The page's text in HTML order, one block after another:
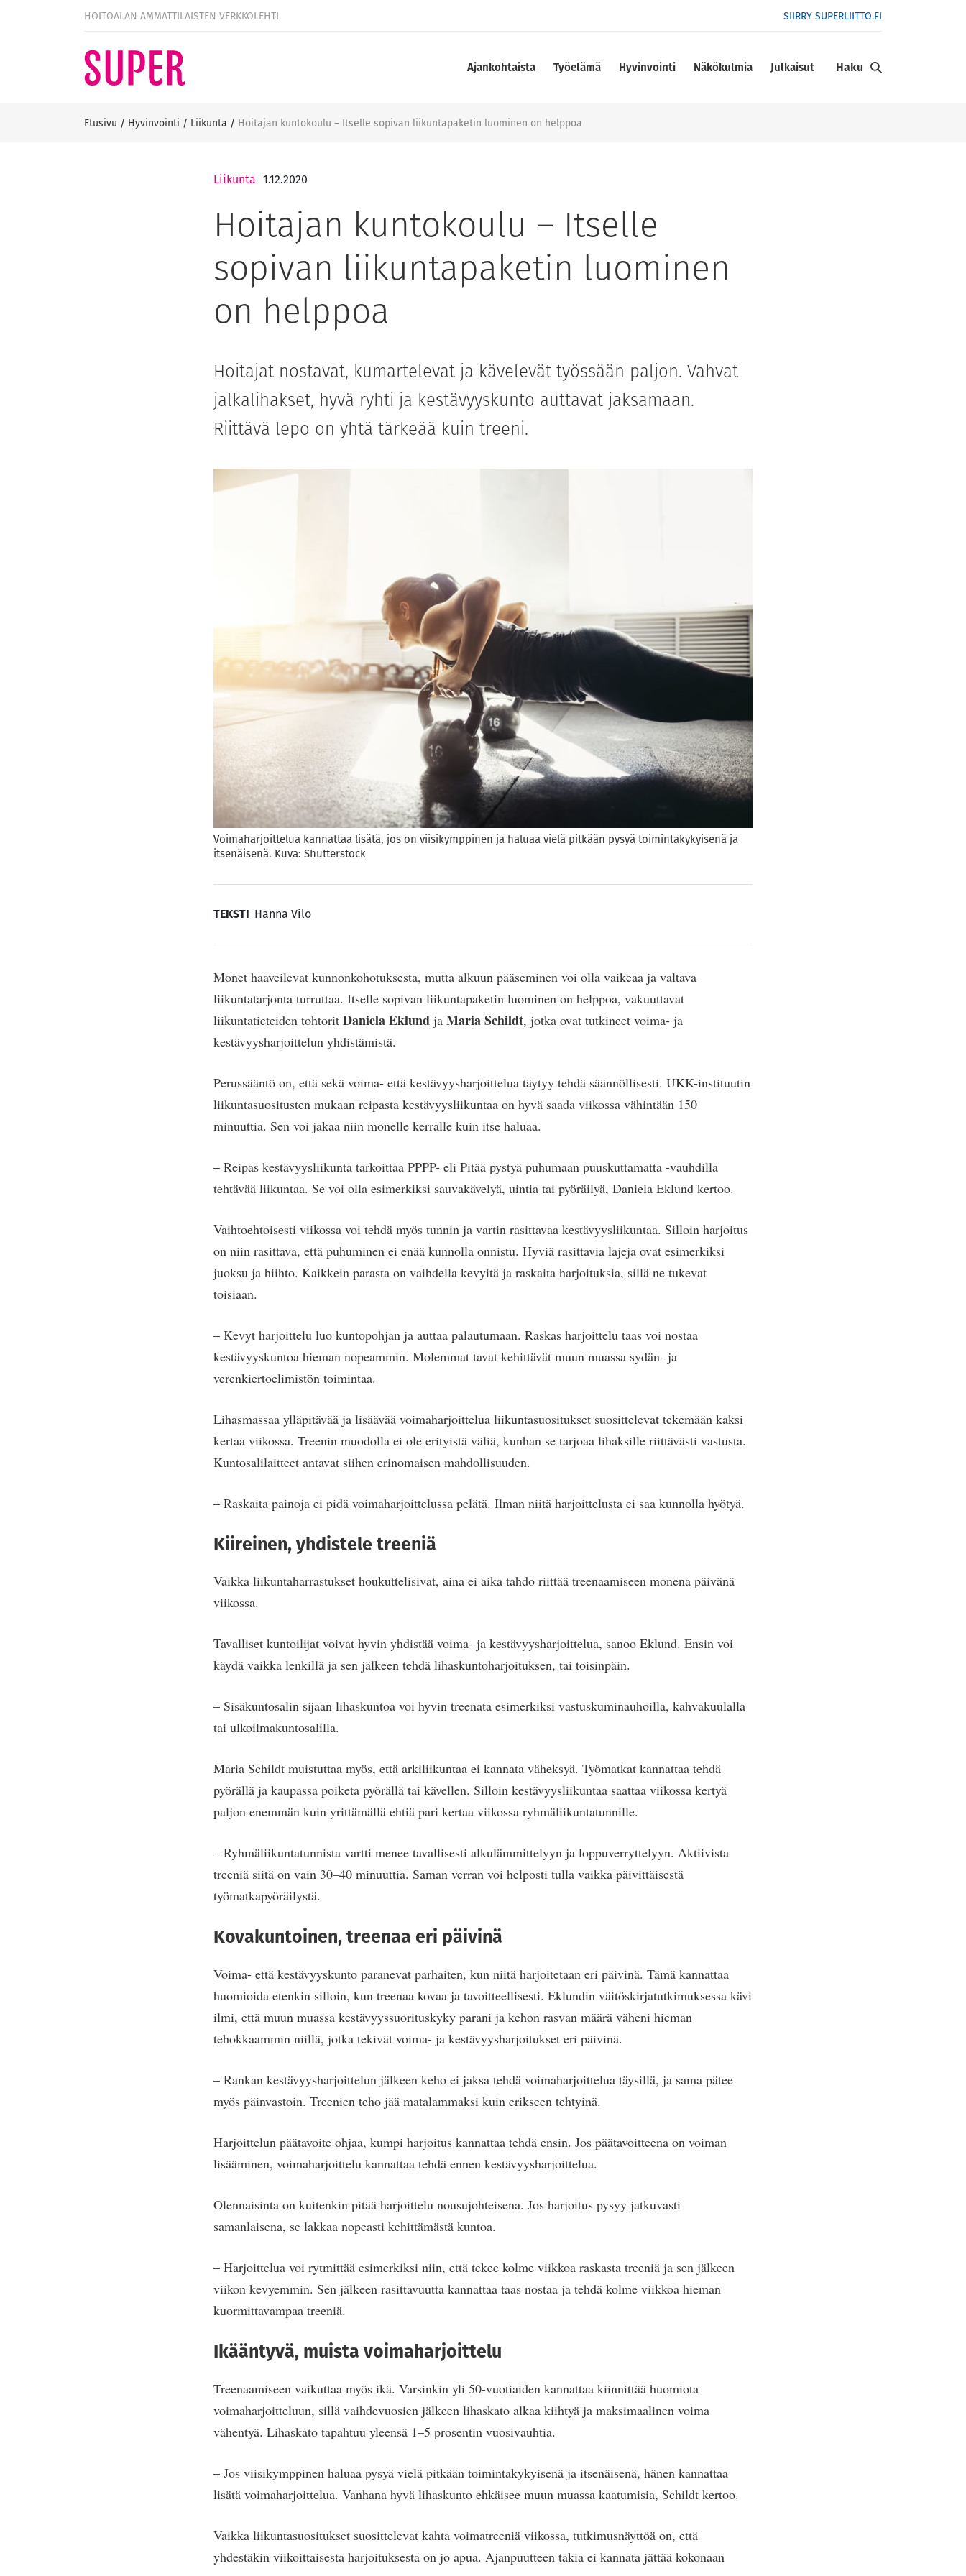
HOITOALAN AMMATTILAISTEN VERKKOLEHTI SIIRRY SUPERLIITTO.FI
Ajankohtaista Työelämä Hyvinvointi Näkökulmia Julkaisut Haku
Etusivu / Hyvinvointi / Liikunta / Hoitajan kuntokoulu – Itselle sopivan liikuntapaketin luominen on helppoa
Liikunta 1.12.2020
Hoitajan kuntokoulu – Itselle
sopivan liikuntapaketin luominen
on helppoa
Hoitajat nostavat, kumartelevat ja kävelevät työssään paljon. Vahvat
jalkalihakset, hyvä ryhti ja kestävyyskunto auttavat jaksamaan.
Riittävä lepo on yhtä tärkeää kuin treeni.
Voimaharjoittelua kannattaa lisätä, jos on viisikymppinen ja haluaa vielä pitkään pysyä toimintakykyisenä ja
itsenäisenä. Kuva: Shutterstock
TEKSTI Hanna Vilo
Monet haaveilevat kunnonkohotuksesta, mutta alkuun pääseminen voi olla vaikeaa ja valtava
liikuntatarjonta turruttaa. Itselle sopivan liikuntapaketin luominen on helppoa, vakuuttavat
liikuntatieteiden tohtorit Daniela Eklund ja Maria Schildt, jotka ovat tutkineet voima- ja
kestävyysharjoittelun yhdistämistä.
Perussääntö on, että sekä voima- että kestävyysharjoittelua täytyy tehdä säännöllisesti. UKK-instituutin
liikuntasuositusten mukaan reipasta kestävyysliikuntaa on hyvä saada viikossa vähintään 150
minuuttia. Sen voi jakaa niin monelle kerralle kuin itse haluaa.
– Reipas kestävyysliikunta tarkoittaa PPPP- eli Pitää pystyä puhumaan puuskuttamatta -vauhdilla
tehtävää liikuntaa. Se voi olla esimerkiksi sauvakävelyä, uintia tai pyöräilyä, Daniela Eklund kertoo.
Vaihtoehtoisesti viikossa voi tehdä myös tunnin ja vartin rasittavaa kestävyysliikuntaa. Silloin harjoitus
on niin rasittava, että puhuminen ei enää kunnolla onnistu. Hyviä rasittavia lajeja ovat esimerkiksi
juoksu ja hiihto. Kaikkein parasta on vaihdella kevyitä ja raskaita harjoituksia, sillä ne tukevat
toisiaan.
– Kevyt harjoittelu luo kuntopohjan ja auttaa palautumaan. Raskas harjoittelu taas voi nostaa
kestävyyskuntoa hieman nopeammin. Molemmat tavat kehittävät muun muassa sydän- ja
verenkiertoelimistön toimintaa.
Lihasmassaa ylläpitävää ja lisäävää voimaharjoittelua liikuntasuositukset suosittelevat tekemään kaksi
kertaa viikossa. Treenin muodolla ei ole erityistä väliä, kunhan se tarjoaa lihaksille riittävästi vastusta.
Kuntosalilaitteet antavat siihen erinomaisen mahdollisuuden.
– Raskaita painoja ei pidä voimaharjoittelussa pelätä. Ilman niitä harjoittelusta ei saa kunnolla hyötyä.
Kiireinen, yhdistele treeniä
Vaikka liikuntaharrastukset houkuttelisivat, aina ei aika tahdo riittää treenaamiseen monena päivänä
viikossa.
Tavalliset kuntoilijat voivat hyvin yhdistää voima- ja kestävyysharjoittelua, sanoo Eklund. Ensin voi
käydä vaikka lenkillä ja sen jälkeen tehdä lihaskuntoharjoituksen, tai toisinpäin.
– Sisäkuntosalin sijaan lihaskuntoa voi hyvin treenata esimerkiksi vastuskuminauhoilla, kahvakuulalla
tai ulkoilmakuntosalilla.
Maria Schildt muistuttaa myös, että arkiliikuntaa ei kannata väheksyä. Työmatkat kannattaa tehdä
pyörällä ja kaupassa poiketa pyörällä tai kävellen. Silloin kestävyysliikuntaa saattaa viikossa kertyä
paljon enemmän kuin yrittämällä ehtiä pari kertaa viikossa ryhmäliikuntatunnille.
– Ryhmäliikuntatunnista vartti menee tavallisesti alkulämmittelyyn ja loppuverryttelyyn. Aktiivista
treeniä siitä on vain 30–40 minuuttia. Saman verran voi helposti tulla vaikka päivittäisestä
työmatkapyöräilystä.
Kovakuntoinen, treenaa eri päivinä
Voima- että kestävyyskunto paranevat parhaiten, kun niitä harjoitetaan eri päivinä. Tämä kannattaa
huomioida etenkin silloin, kun treenaa kovaa ja tavoitteellisesti. Eklundin väitöskirjatutkimuksessa kävi
ilmi, että muun muassa kestävyyssuorituskyky parani ja kehon rasvan määrä väheni hieman
tehokkaammin niillä, jotka tekivät voima- ja kestävyysharjoitukset eri päivinä.
– Rankan kestävyysharjoittelun jälkeen keho ei jaksa tehdä voimaharjoittelua täysillä, ja sama pätee
myös päinvastoin. Treenien teho jää matalammaksi kuin erikseen tehtyinä.
Harjoittelun päätavoite ohjaa, kumpi harjoitus kannattaa tehdä ensin. Jos päätavoitteena on voiman
lisääminen, voimaharjoittelu kannattaa tehdä ennen kestävyysharjoittelua.
Olennaisinta on kuitenkin pitää harjoittelu nousujohteisena. Jos harjoitus pysyy jatkuvasti
samanlaisena, se lakkaa nopeasti kehittämästä kuntoa.
– Harjoittelua voi rytmittää esimerkiksi niin, että tekee kolme viikkoa raskasta treeniä ja sen jälkeen
viikon kevyemmin. Sen jälkeen rasittavuutta kannattaa taas nostaa ja tehdä kolme viikkoa hieman
kuormittavampaa treeniä.
Ikääntyvä, muista voimaharjoittelu
Treenaamiseen vaikuttaa myös ikä. Varsinkin yli 50-vuotiaiden kannattaa kiinnittää huomiota
voimaharjoitteluun, sillä vaihdevuosien jälkeen lihaskato alkaa kiihtyä ja maksimaalinen voima
vähentyä. Lihaskato tapahtuu yleensä 1–5 prosentin vuosivauhtia.
– Jos viisikymppinen haluaa pysyä vielä pitkään toimintakykyisenä ja itsenäisenä, hänen kannattaa
lisätä voimaharjoittelua. Vanhana hyvä lihaskunto ehkäisee muun muassa kaatumisia, Schildt kertoo.
Vaikka liikuntasuositukset suosittelevat kahta voimatreeniä viikossa, tutkimusnäyttöä on, että
yhdestäkin viikoittaisesta harjoituksesta on jo apua. Ajanpuutteen takia ei kannata jättää kokonaan